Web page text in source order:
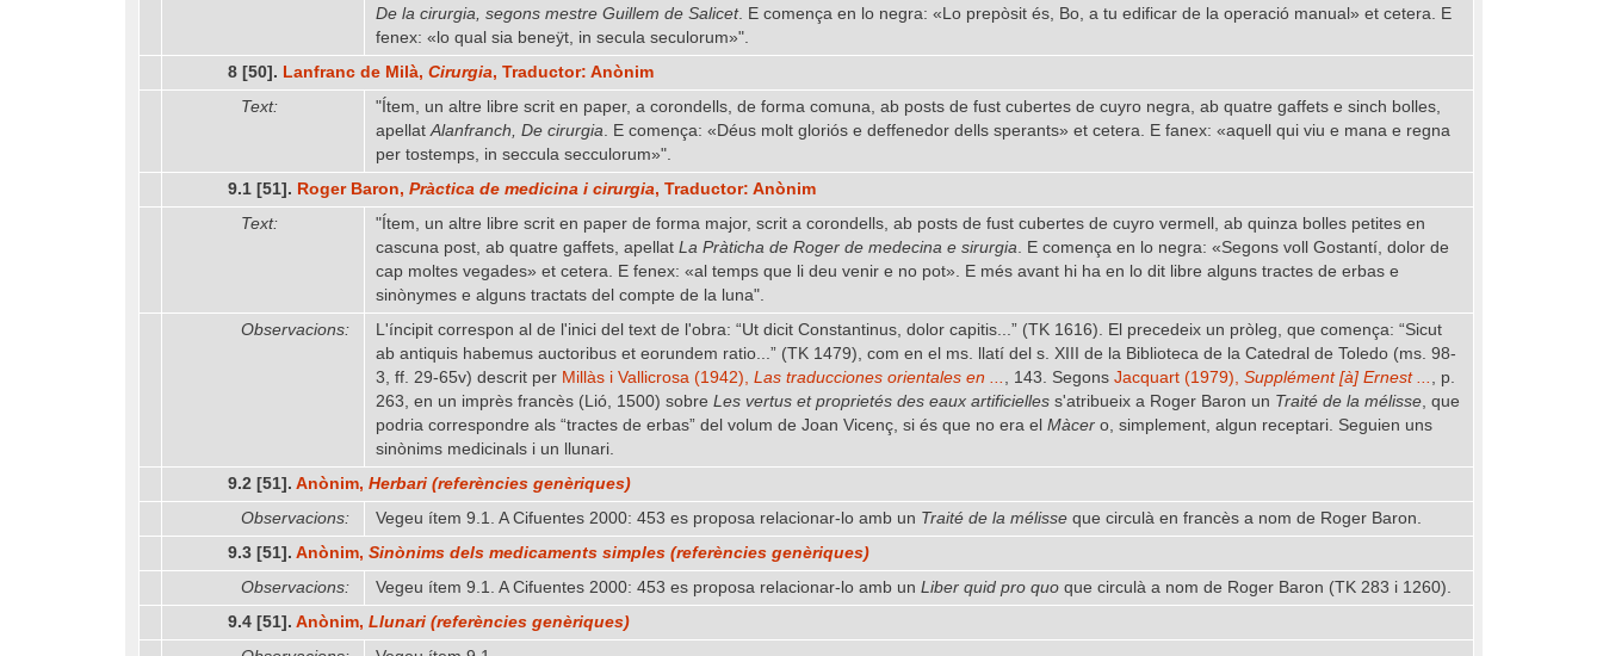
De la cirurgia, segons mestre Guillem de Salicet. E comença en lo negra: «Lo prepòsit és, Bo, a tu edificar de la operació manual» et cetera. E
fenex: «lo qual sia beneÿt, in secula seculorum»".
8 [50]. Lanfranc de Milà, Cirurgia, Traductor: Anònim
Text:
"Ítem, un altre libre scrit en paper, a corondells, de forma comuna, ab posts de fust cubertes de cuyro negra, ab quatre gaffets e sinch bolles,
apellatAlanfranch, De cirurgia. E comença: «Déus molt gloriós e deffenedor dells sperants» et cetera. E fanex: «aquell qui viu e mana e regna
per tostemps, in seccula secculorum»".
9.1 [51]. Roger Baron, Pràctica de medicina i cirurgia, Traductor: Anònim
Text:
"Ítem, un altre libre scrit en paper de forma major, scrit a corondells, ab posts de fust cubertes de cuyro vermell, ab quinza bolles petites en
cascuna post, ab quatre gaffets, apellat La Pràticha de Roger de medecina e sirurgia. E comença en lo negra: «Segons voll Gostantí, dolor de
cap moltes vegades» et cetera. E fenex: «al temps que li deu venir e no pot». E més avant hi ha en lo dit libre alguns tractes de erbas e
sinònymes e alguns tractats del compte de la luna".
Observacions:
L'íncipit correspon al de l'inici del text de l'obra: “Ut dicit Constantinus, dolor capitis...” (TK 1616). El precedeix un pròleg, que comença: “Sicut
ab antiquis habemus auctoribus et eorundem ratio...” (TK 1479), com en el ms. llatí del s. XIII de la Biblioteca de la Catedral de Toledo (ms. 98-
3, ff. 29-65v) descrit per Millàs i Vallicrosa (1942), Las traducciones orientales en ... , 143. Segons Jacquart (1979), Supplément [à] Ernest ... , p.
263, en un imprès francès (Lió, 1500) sobre Les vertus et proprietés des eaux artificielles s'atribueix a Roger Baron un Traité de la mélisse, que
podria correspondre als “tractes de erbas” del volum de Joan Vicenç, si és que no era el Màcer o, simplement, algun receptari. Seguien uns
sinònims medicinals i un llunari.
9.2 [51]. Anònim, Herbari (referències genèriques)
Observacions:
Vegeu ítem 9.1. A Cifuentes 2000: 453 es proposa relacionar-lo amb un Traité de la mélisse que circulà en francès a nom de Roger Baron.
9.3 [51]. Anònim, Sinònims dels medicaments simples (referències genèriques)
Observacions:
Vegeu ítem 9.1. A Cifuentes 2000: 453 es proposa relacionar-lo amb un Liber quid pro quo que circulà a nom de Roger Baron (TK 283 i 1260).
9.4 [51]. Anònim, Llunari (referències genèriques)